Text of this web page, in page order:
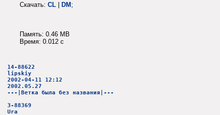
Скачать: CL | DM;
Память: 0.46 MB
Время: 0.012 c
14-88622
lipskiy
2002-04-11 12:12
2002.05.27
---|Ветка была без названия|---
3-88369
Ura